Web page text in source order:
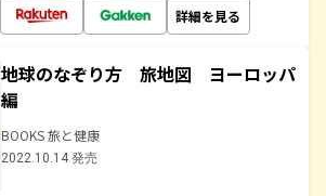
詳細を見る
地球のなぞり方 旅地図 ヨーロッパ
編
BOOKS 旅と健康
2022.10.14 発売